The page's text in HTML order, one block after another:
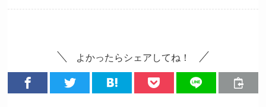
よかったらシェアしてね！